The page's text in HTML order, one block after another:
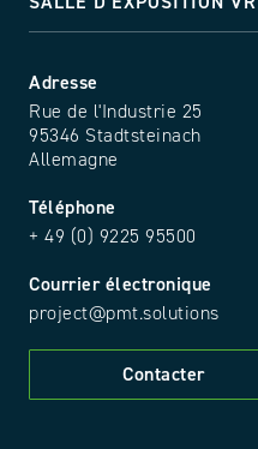
Adresse
Rue de l'Industrie 25
95346 Stadtsteinach
Allemagne
Téléphone
+ 49 (0) 9225 95500
Courrier électronique
project@pmt.solutions
Contacter